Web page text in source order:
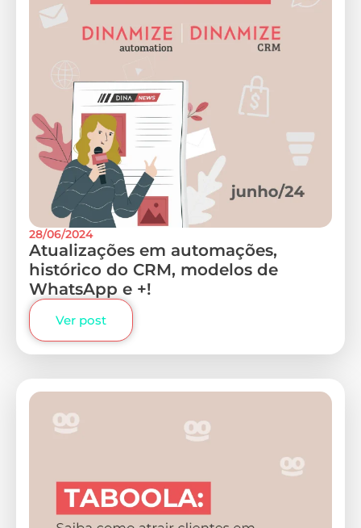
28/06/2024
Atualizações em automações,
histórico do CRM, modelos de
WhatsApp e +!
Ver post